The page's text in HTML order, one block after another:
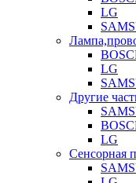
LG
LG
Другие
LG
Сенсорная